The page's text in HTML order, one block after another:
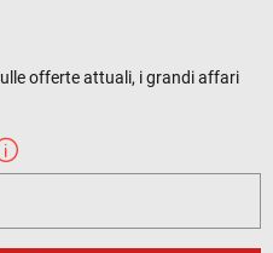
offerte attuali, i grandi affari